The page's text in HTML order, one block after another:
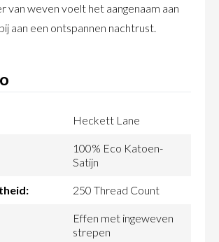
van weven voelt het aangenaam aan
aan een ontspannen nachtrust.
Heckett Lane
100% Eco Katoen-
Satijn
250 Thread Count
Effen met ingeweven
strepen